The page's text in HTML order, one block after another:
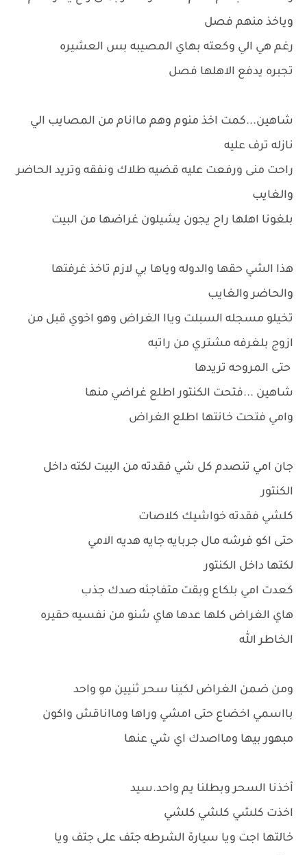
وياخذ منهم فصل
رغم هي الي وكعته بهاي المصيبه بس العشيره
تجبره يدفع الاهلها فصل
شاهين...كمت اخذ منوم وهم ماانام من المصايب الي
نازله ترف عليه
راحت منى ورفعت عليه قضيه طلاك ونفقه وتريد الحاضر
والغايب
بلغونا اهلها راح يجون يشيلون غراضها من البيت
هذا الشي حقها والدوله وياها بي لازم تاخذ غرفتها
والحاضر والغايب
تخيلو مسجله السبلت وياا الغراض وهو اخوي قبل من
ازوج بلغرفه مشتري من راتبه
حتى المروحه تريدها
شاهين ...فتحت الكنتور اطلع غراضي منها
وامي فتحت خانتها اطلع الغراض
جان امي تنصدم كل شي فقدته من البيت لكته داخل
الكنتور
كلشي فقدته خواشيك كلاصات
حتى اكو فرشه مال جربايه جايه هديه الامي
لكتها داخل الكنتور
كعدت امي بلكاع وبقت متفاجئه صدك جذب
هاي الغراض كلها عدها هاي شنو من نفسيه حقيره
الخاطر الله
ومن ضمن الغراض لكينا سحر ثنيين مو واحد
بااسمي اخضاع حتى امشي وراها ومااناقش واكون
مبهور بيها ومااصدك اي شي عنها
أخذنا السحر وبطلنا يم واحد.سيد
اخذت كلشي كلشي كلشي
خالتها اجت ويا سيارة الشرطه جتف على جتف ويا